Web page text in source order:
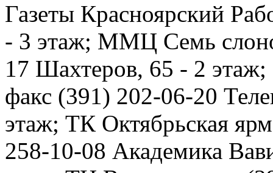
Газеты Красноярский
- 3 этаж; ММЦ Семь
17 Шахтеров, 65 - 2
факс (391) 202-06-20
этаж; ТК Октябрьская
258-10-08 Академика